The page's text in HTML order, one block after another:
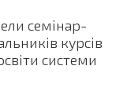
семінар-
курсів
системи